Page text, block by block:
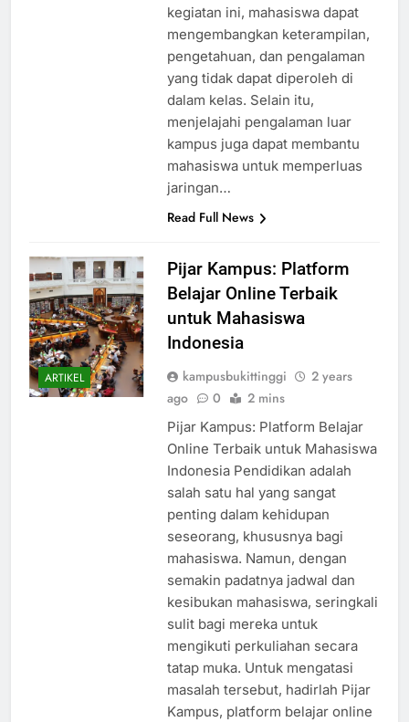
kegiatan ini, mahasiswa dapat
mengembangkan keterampilan,
pengetahuan, dan pengalaman
yang tidak dapat diperoleh di
dalam kelas. Selain itu,
menjelajahi pengalaman luar
kampus juga dapat membantu
mahasiswa untuk memperluas
jaringan…
Read Full News
ARTIKEL
Pijar Kampus: Platform
Belajar Online Terbaik
untuk Mahasiswa
Indonesia
kampusbukittinggi
2 years
ago
0 2 mins
Pijar Kampus: Platform Belajar
Online Terbaik untuk Mahasiswa
Indonesia Pendidikan adalah
salah satu hal yang sangat
penting dalam kehidupan
seseorang, khususnya bagi
mahasiswa. Namun, dengan
semakin padatnya jadwal dan
kesibukan mahasiswa, seringkali
sulit bagi mereka untuk
mengikuti perkuliahan secara
tatap muka. Untuk mengatasi
masalah tersebut, hadirlah Pijar
Kampus, platform belajar online